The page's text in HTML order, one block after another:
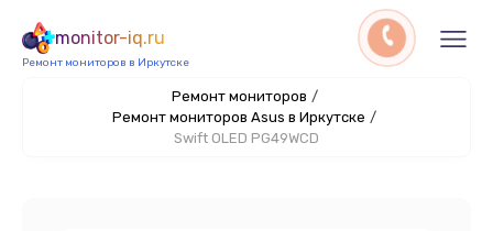
monitor-iq.ru
Ремонт мониторов в Иркутске
Ремонт мониторов /
Ремонт мониторов Asus в Иркутске /
Swift OLED PG49WCD